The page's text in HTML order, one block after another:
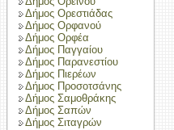
Δήμος Ορεστιάδας
Δήμος Ορφανού
Δήμος Ορφέα
Δήμος Παγγαίου
Δήμος Παρανεστίου
Δήμος Πιερέων
Δήμος Προσοτσάνης
Δήμος Σαμοθράκης
Δήμος Σαπών
Δήμος Σιταγρών